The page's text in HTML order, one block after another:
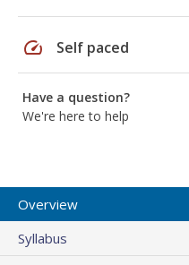
speed Self paced
Have a question?
We're here to help
Overview
Syllabus